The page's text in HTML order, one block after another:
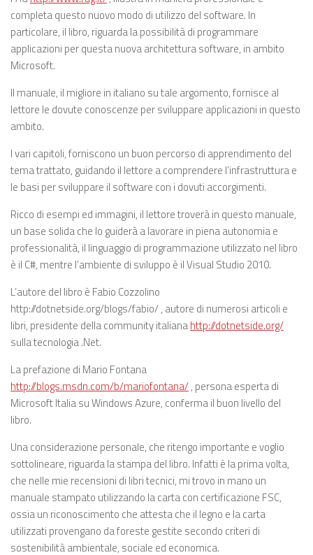
completa questo nuovo modo di utilizzo del software. In
particolare, il libro, riguarda la possibilità di programmare
applicazioni per questa nuova architettura software, in ambito
Microsoft.
Il manuale, il migliore in italiano su tale argomento, fornisce al
lettore le dovute conoscenze per sviluppare applicazioni in questo
ambito.
I vari capitoli, forniscono un buon percorso di apprendimento del
tema trattato, guidando il lettore a comprendere l’infrastruttura e
le basi per sviluppare il software con i dovuti accorgimenti.
Ricco di esempi ed immagini, il lettore troverà in questo manuale,
un base solida che lo guiderà a lavorare in piena autonomia e
professionalità, il linguaggio di programmazione utilizzato nel libro
è il C#, mentre l’ambiente di sviluppo è il Visual Studio 2010.
L’autore del libro è Fabio Cozzolino
http://dotnetside.org/blogs/fabio/ , autore di numerosi articoli e
libri, presidente della community italianahttp://dotnetside.org/
sulla tecnologia .Net.
La prefazione di Mario Fontana
http://blogs.msdn.com/b/mariofontana/, persona esperta di
Microsoft Italia su Windows Azure, conferma il buon livello del
libro.
Una considerazione personale, che ritengo importante e voglio
sottolineare, riguarda la stampa del libro. Infatti è la prima volta,
che nelle mie recensioni di libri tecnici, mi trovo in mano un
manuale stampato utilizzando la carta con certificazione FSC,
ossia un riconoscimento che attesta che il legno e la carta
utilizzati provengano da foreste gestite secondo criteri di
sostenibilità ambientale, sociale ed economica.